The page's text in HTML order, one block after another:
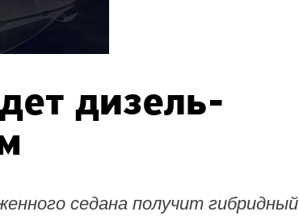
дизель-
седана получит гибридный